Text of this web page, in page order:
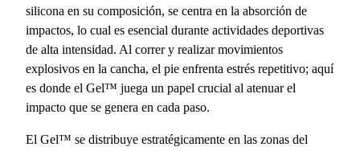
silicona en su composición, se centra en la absorción de
impactos, lo cual es esencial durante actividades deportivas
de alta intensidad. Al correr y realizar movimientos
explosivos en la cancha, el pie enfrenta estrés repetitivo; aquí
es donde el Gel™ juega un papel crucial al atenuar el
impacto que se genera en cada paso.
El Gel™ se distribuye estratégicamente en las zonas del